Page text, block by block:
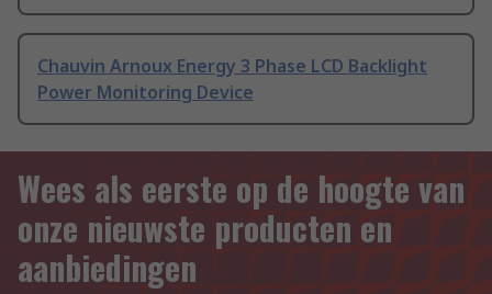
Chauvin Arnoux Energy 3 Phase LCD Backlight
Power Monitoring Device
Wees als eerste op de hoogte van
onze nieuwste producten en
aanbiedingen